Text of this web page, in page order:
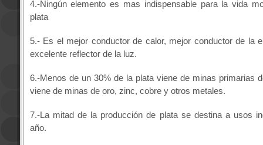
4.-Ningún elemento es mas indispensable para la vida
plata
5.- Es el mejor conductor de calor, mejor conductor de la
excelente reflector de la luz.
6.-Menos de un 30% de la plata viene de minas primarias
viene de minas de oro, zinc, cobre y otros metales.
7.-La mitad de la producción de plata se destina a usos
año.